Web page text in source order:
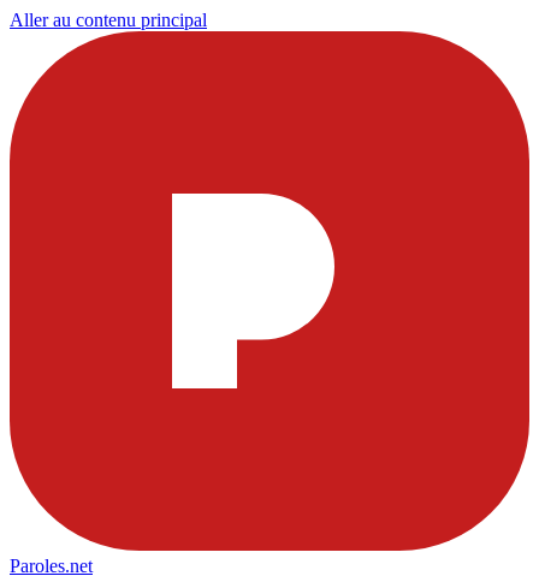
Aller au contenu principal
Paroles.net